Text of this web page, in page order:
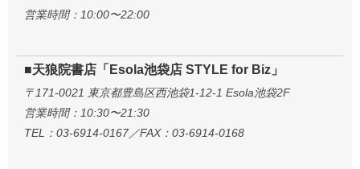
営業時間：10:00〜22:00
■天狼院書店「Esola池袋店 STYLE for Biz」
〒171-0021 東京都豊島区西池袋1-12-1 Esola池袋2F
営業時間：10:30〜21:30
TEL：03-6914-0167／FAX：03-6914-0168